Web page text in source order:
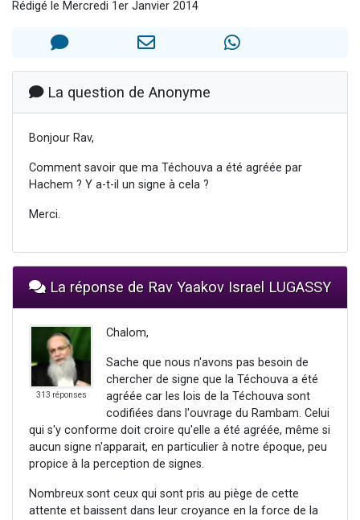
Il reste 49 places pour étudier en groupe sur Zoom
2 nouvelles musiques dans Torah-Box Music
6 personnes viennent de nous rejoindre sur WhatsApp
Rédigé le Mercredi 1er Janvier 2014
La question de Anonyme
Bonjour Rav,
Comment savoir que ma Téchouva a été agréée par
Hachem ? Y a-t-il un signe à cela ?
Merci.
La réponse de Rav Yaakov Israel LUGASSY
313 réponses
Chalom,
Sache que nous n'avons pas besoin de
chercher de signe que la Téchouva a été
agréée car les lois de la Téchouva sont
codifiées dans l'ouvrage du Rambam. Celui
qui s'y conforme doit croire qu'elle a été agréée, même si
aucun signe n'apparait, en particulier à notre époque, peu
propice à la perception de signes.
Nombreux sont ceux qui sont pris au piège de cette
attente et baissent dans leur croyance en la force de la